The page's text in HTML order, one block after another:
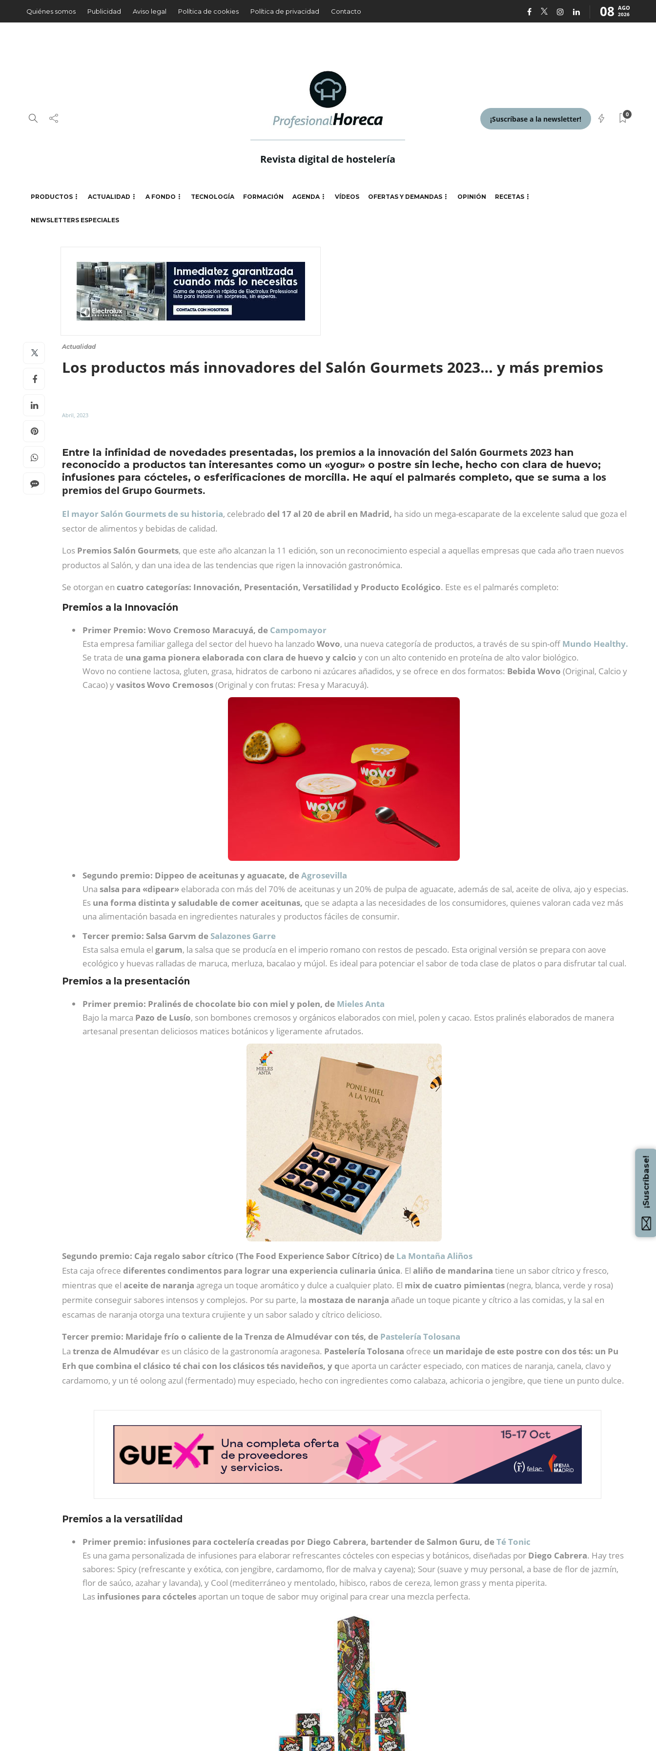
Quiénes somos Publicidad Aviso legal Política de cookies Política de privacidad Contacto 08 AGO
2026
Revista digital de hostelería
¡Suscríbase a la newsletter!
0
PRODUCTOS ACTUALIDAD A FONDO TECNOLOGÍA FORMACIÓN AGENDA VÍDEOS OFERTAS Y DEMANDAS OPINIÓN RECETAS
NEWSLETTERS ESPECIALES
Actualidad
Los productos más innovadores del Salón Gourmets 2023… y más premios
Abril, 2023
Entre la infinidad de novedades presentadas, los premios a la innovación del Salón Gourmets 2023 han
reconocido a productos tan interesantes como un «yogur» o postre sin leche, hecho con clara de huevo;
infusiones para cócteles, o esferificaciones de morcilla. He aquí el palmarés completo, que se suma a los
premios del Grupo Gourmets.
El mayor Salón Gourmets de su historia, celebrado del 17 al 20 de abril en Madrid, ha sido un mega-escaparate de la excelente salud que goza el
sector de alimentos y bebidas de calidad.
Los Premios Salón Gourmets, que este año alcanzan la 11 edición, son un reconocimiento especial a aquellas empresas que cada año traen nuevos
productos al Salón, y dan una idea de las tendencias que rigen la innovación gastronómica.
Se otorgan en cuatro categorías: Innovación, Presentación, Versatilidad y Producto Ecológico. Este es el palmarés completo:
Premios a la Innovación
Primer Premio: Wovo Cremoso Maracuyá, de Campomayor
Esta empresa familiar gallega del sector del huevo ha lanzadoWovo, una nueva categoría de productos, a través de su spin-off Mundo Healthy.
Se trata de una gama pionera elaborada con clara de huevo y calcio y con un alto contenido en proteína de alto valor biológico.
Wovo no contiene lactosa, gluten, grasa, hidratos de carbono ni azúcares añadidos, y se ofrece en dos formatos: Bebida Wovo (Original, Calcio y
Cacao) yvasitos Wovo Cremosos(Original y con frutas: Fresa y Maracuyá).
Segundo premio: Dippeo de aceitunas y aguacate, deAgrosevilla
Una salsa para «dipear» elaborada con más del 70% de aceitunas y un 20% de pulpa de aguacate, además de sal, aceite de oliva, ajo y especias.
Es una forma distinta y saludable de comer aceitunas, que se adapta a las necesidades de los consumidores, quienes valoran cada vez más
una alimentación basada en ingredientes naturales y productos fáciles de consumir.
Tercer premio: Salsa Garvm de Salazones Garre
Esta salsa emula el garum, la salsa que se producía en el imperio romano con restos de pescado. Esta original versión se prepara con aove
ecológico y huevas ralladas de maruca, merluza, bacalao y mújol. Es ideal para potenciar el sabor de toda clase de platos o para disfrutar tal cual.
Premios a la presentación
Primer premio: Pralinés de chocolate bio con miel y polen, de Mieles Anta
Bajo la marca Pazo de Lusío, son bombones cremosos y orgánicos elaborados con miel, polen y cacao. Estos pralinés elaborados de manera
artesanal presentan deliciosos matices botánicos y ligeramente afrutados.
Segundo premio: Caja regalo sabor cítrico (The Food Experience Sabor Cítrico) de La Montaña Aliños
Esta caja ofrece diferentes condimentos para lograr una experiencia culinaria única. El aliño de mandarina tiene un sabor cítrico y fresco,
mientras que el aceite de naranja agrega un toque aromático y dulce a cualquier plato. El mix de cuatro pimientas(negra, blanca, verde y rosa)
permite conseguir sabores intensos y complejos. Por su parte, la mostaza de naranja añade un toque picante y cítrico a las comidas, y la sal en
escamas de naranja otorga una textura crujiente y un sabor salado y cítrico delicioso.
Tercer premio: Maridaje frío o caliente de la Trenza de Almudévar con tés, de Pastelería Tolosana
La trenza de Almudévar es un clásico de la gastronomía aragonesa. Pastelería Tolosana ofrece un maridaje de este postre con dos tés: un Pu
Erh que combina el clásico té chai con los clásicos tés navideños, y que aporta un carácter especiado, con matices de naranja, canela, clavo y
cardamomo, y un té oolong azul (fermentado) muy especiado, hecho con ingredientes como calabaza, achicoria o jengibre, que tiene un punto dulce.
Premios a la versatilidad
Primer premio: infusiones para coctelería creadas por Diego Cabrera, bartender de Salmon Guru, deTé Tonic
Es una gama personalizada de infusiones para elaborar refrescantes cócteles con especias y botánicos, diseñadas por Diego Cabrera. Hay tres
sabores: Spicy (refrescante y exótica, con jengibre, cardamomo, flor de malva y cayena); Sour (suave y muy personal, a base de flor de jazmín,
flor de saúco, azahar y lavanda), y Cool (mediterráneo y mentolado, hibisco, rabos de cereza, lemon grass y menta piperita.
Las infusiones para cócteles aportan un toque de sabor muy original para crear una mezcla perfecta.
¡Suscríbase!